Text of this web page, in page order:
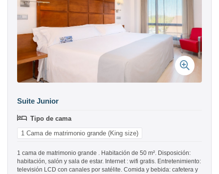
Suite Junior
Tipo de cama
1 Cama de matrimonio grande (King size)
1 cama de matrimonio grande . Habitación de 50 m². Disposición:
habitación, salón y sala de estar. Internet : wifi gratis. Entretenimiento:
televisión LCD con canales por satélite. Comida y bebida: cafetera y